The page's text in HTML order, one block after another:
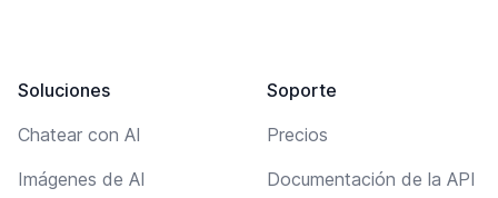
Soluciones
Chatear con AI
Imágenes de AI
Soporte
Precios
Documentación de la API